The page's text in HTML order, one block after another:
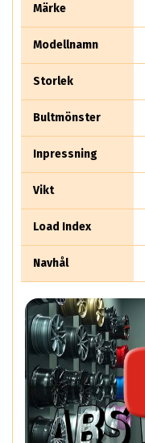
Märke
Modellnamn
Storlek
Bultmönster
Inpressning
Vikt
Load Index
Navhål